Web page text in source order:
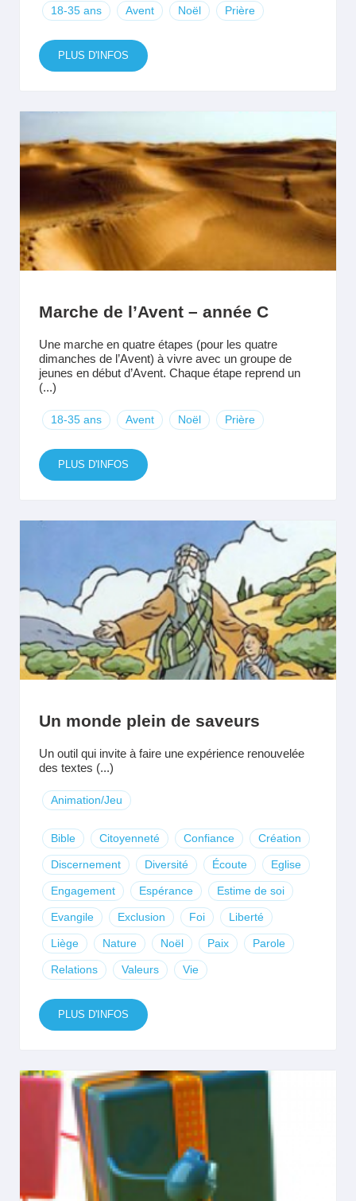
18-35 ans Avent Noël Prière
PLUS D'INFOS
Marche de l’Avent – année C
Une marche en quatre étapes (pour les quatre
dimanches de l’Avent) à vivre avec un groupe de
jeunes en début d’Avent. Chaque étape reprend un
(...)
18-35 ans Avent Noël Prière
PLUS D'INFOS
Un monde plein de saveurs
Un outil qui invite à faire une expérience renouvelée
des textes (...)
Animation/Jeu
Bible Citoyenneté Confiance Création
Discernement Diversité Écoute Eglise
Engagement Espérance Estime de soi
Evangile Exclusion Foi Liberté
Liège Nature Noël Paix Parole
Relations Valeurs Vie
PLUS D'INFOS